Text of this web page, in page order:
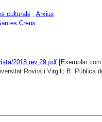
culturals ; Arxius
Creus
2018 rev 29.pdf[Exemplar
Rovira i Virgili; B. Pública